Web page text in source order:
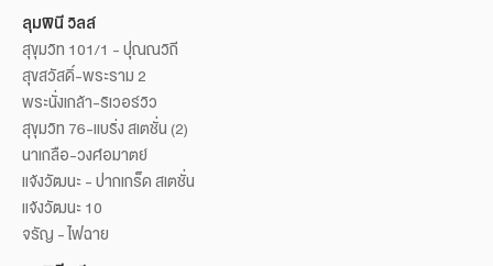
ลุมพินี วิลล์
สุขุมวิท 101/1 - ปุณณวิถี
สุขสวัสดิ์-พระราม 2
พระนั่งเกล้า-ริเวอร์วิว
สุขุมวิท 76-แบริ่ง สเตชั่น (2)
นาเกลือ-วงศ์อมาตย์
แจ้งวัฒนะ - ปากเกร็ด สเตชั่น
แจ้งวัฒนะ 10
จรัญ - ไฟฉาย